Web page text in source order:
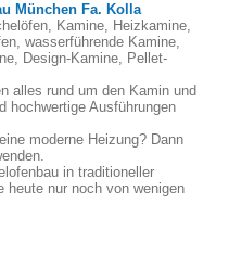
München Fa. Kolla
Kamine, Heizkamine,
wasserführende Kamine,
Design-Kamine, Pellet-
alles rund um den Kamin und
hochwertige Ausführungen
moderne Heizung? Dann
in traditioneller
heute nur noch von wenigen